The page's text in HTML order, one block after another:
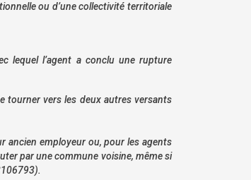
ou d’une collectivité territoriale
lequel l’agent a conclu une rupture
tourner vers les deux autres versants
ancien employeur ou, pour les agents
par une commune voisine, même si